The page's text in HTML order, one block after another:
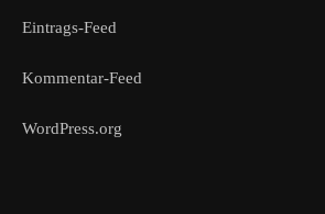
Eintrags-Feed
Kommentar-Feed
WordPress.org